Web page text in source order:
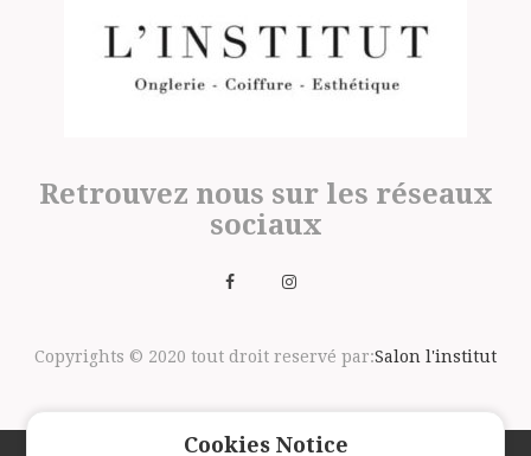
Retrouvez nous sur les réseaux
sociaux
Copyrights © 2020 tout droit reservé par:Salon l'institut
Cookies Notice